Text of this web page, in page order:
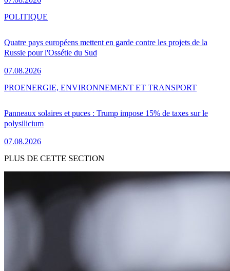
Quatre pays européens mettent en garde contre les projets de la
Russie pour l'Ossétie du Sud
07.08.2026
POLITIQUE
Panneaux solaires et puces : Trump impose 15% de taxes sur le
polysilicium
07.08.2026
PROENERGIE, ENVIRONNEMENT ET TRANSPORT
PLUS DE CETTE SECTION